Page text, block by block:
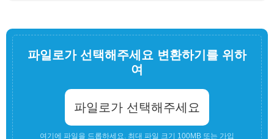
파일로가 선택해주세요 변환하기를 위하
여
파일로가 선택해주세요
여기에 파일을 드롭하세요. 최대 파일 크기 100MB 또는 가입